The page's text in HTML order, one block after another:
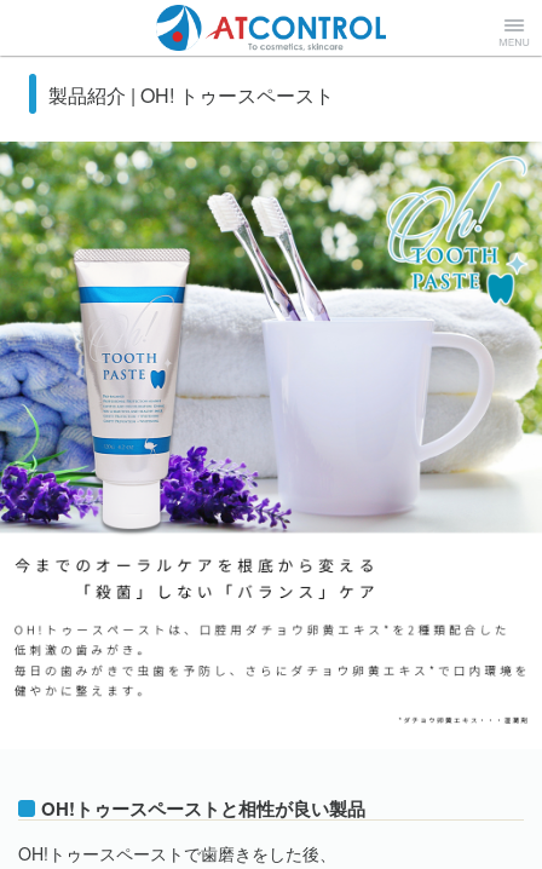
株式会社 アトコントロール【
ATCONTROL Co., Ltd.】
製品紹介 | OH! トゥースペースト
OH!トゥースペーストと相性が良い製品
OH!トゥースペーストで歯磨きをした後、